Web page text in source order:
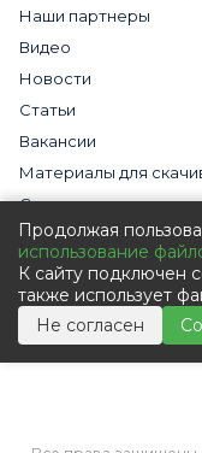
Наши партнеры
Видео
Новости
Статьи
Вакансии
Материалы для
Cогласие на
Обработка
«Яндекс.Метрика»
Политика в
Пользовательское
Согласие на
Продолжая
использование
К сайту подключен
также использует
Не согласен